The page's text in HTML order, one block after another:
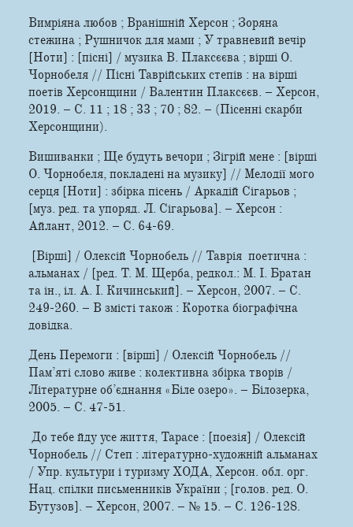
Вимріяна любов ; Вранішній Херсон ; Зоряна
стежина ; Рушничок для мами ; У травневий вечір
[Ноти] : [пісні] / музика В. Плаксєєва ; вірші О.
Чорнобеля // Пісні Таврійських степів : на вірші
поетів Херсонщини / Валентин Плаксєєв. – Херсон,
2019. – С. 11 ; 18 ; 33 ; 70 ; 82. – (Пісенні скарби
Херсонщини).
Вишиванки ; Ще будуть вечори ; Зігрій мене : [вірші
О. Чорнобеля, покладені на музику] // Мелодії мого
серця [Ноти] : збірка пісень / Аркадій Сігарьов ;
[муз. ред. та упоряд. Л. Сігарьова]. – Херсон :
Айлант, 2012. – С. 64-69.
[Вірші] / Олексій Чорнобель // Таврія поетична :
альманах / [ред. Т. М. Щерба, редкол.: М. І. Братан
та ін., іл. А. І. Кичинський]. – Херсон, 2007. – С.
249-260. – В змісті також : Коротка біографічна
довідка.
День Перемоги : [вірші] / Олексій Чорнобель //
Пам’яті слово живе : колективна збірка творів /
Літературне об’єднання «Біле озеро». – Білозерка,
2005. – С. 47-51.
До тебе йду усе життя, Тарасе : [поезія] / Олексій
Чорнобель // Степ : літературно-художній альманах
/ Упр. культури і туризму ХОДА, Херсон. обл. орг.
Нац. спілки письменників України ; [голов. ред. О.
Бутузов]. – Херсон, 2007. – № 15. – С. 126-128.